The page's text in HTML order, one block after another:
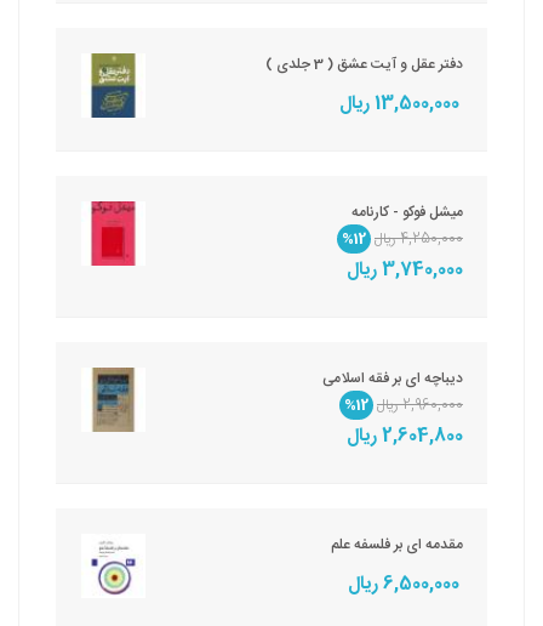
دفتر عقل‏ و آیت‏ عشق‏ ( 3 جلدی )
13,500,000 ریال
میشل فوکو - کارنامه
4,250,000 ریال
%12
3,740,000 ریال
دیباچه ای بر فقه اسلامی
2,960,000 ریال
%12
2,604,800 ریال
مقدمه ‏ای‏ بر فلسفه‏ علم‏
6,500,000 ریال